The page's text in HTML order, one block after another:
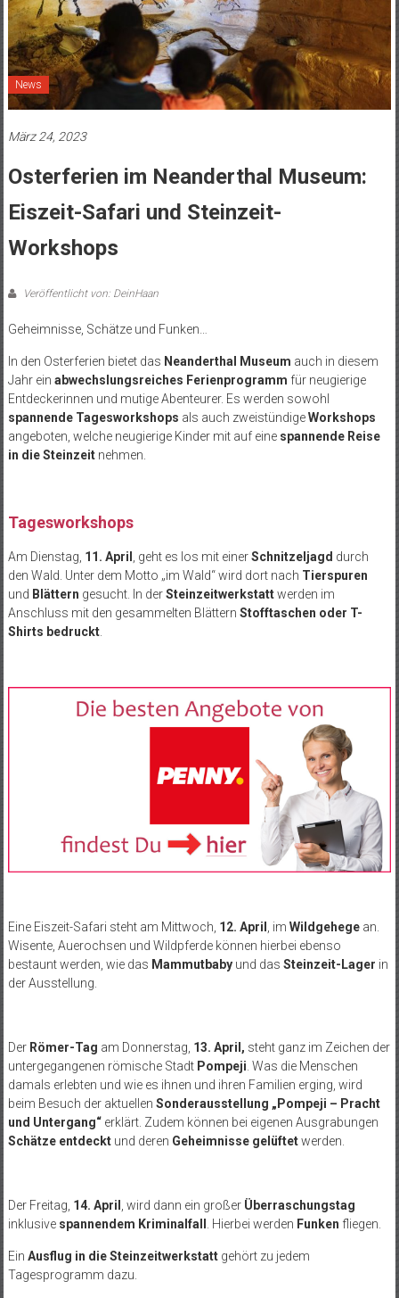
News
März 24, 2023
Osterferien im Neanderthal Museum:
Eiszeit-Safari und Steinzeit-
Workshops
Veröffentlicht von: DeinHaan
Geheimnisse, Schätze und Funken…
In den Osterferien bietet das Neanderthal Museum auch in diesem
Jahr ein abwechslungsreiches Ferienprogramm für neugierige
Entdeckerinnen und mutige Abenteurer. Es werden sowohl
spannende Tagesworkshops als auch zweistündigeWorkshops
angeboten, welche neugierige Kinder mit auf eine spannende Reise
in die Steinzeitnehmen.
Tagesworkshops
Am Dienstag, 11. April , geht es los mit einerSchnitzeljagd durch
den Wald. Unter dem Motto „im Wald“ wird dort nach Tierspuren
und Blättern gesucht. In derSteinzeitwerkstattwerden im
Anschluss mit den gesammelten Blättern Stofftaschen oder T-
Shirts bedruckt.
Eine Eiszeit-Safari steht am Mittwoch, 12. April , im Wildgehegean.
Wisente, Auerochsen und Wildpferde können hierbei ebenso
bestaunt werden, wie das Mammutbabyund das Steinzeit-Lager in
der Ausstellung.
Der Römer-Tag am Donnerstag, 13. April, steht ganz im Zeichen der
untergegangenen römische Stadt Pompeji . Was die Menschen
damals erlebten und wie es ihnen und ihren Familien erging, wird
beim Besuch der aktuellen Sonderausstellung „Pompeji – Pracht
und Untergang“erklärt. Zudem können bei eigenen Ausgrabungen
Schätze entdecktund deren Geheimnisse gelüftetwerden.
Der Freitag, 14. April , wird dann ein großer Überraschungstag
inklusive spannendem Kriminalfall . Hierbei werden Funken fliegen.
Ein Ausflug in die Steinzeitwerkstattgehört zu jedem
Tagesprogramm dazu.